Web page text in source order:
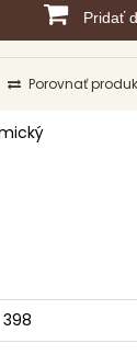
Pridať
Porovnať
398